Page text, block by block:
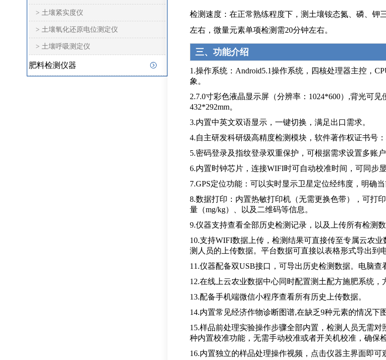
> 土壤紧实度仪
> 土壤氧化还原电位测定仪
> 土壤呼吸测定仪
肥料检测仪器
检测速度：在正常熟练程度下，测土壤铵态氮、磷、钾
左右，微量元素单项检测需20分钟左右。
三、功能介绍
1.操作系统：Android5.1操作系统，四核处理器主控，
象。
2.7.0寸彩色液晶显示屏（分辨率：1024*600）,背光可
432*292mm。
3.内置中英文双语显示，一键切换，满足出口需求。
4.自主研发科研级高精度检测模块，软件著作权证书号：
5.密码登录及指纹登录双重保护，可根据需求设置多账
6.内置时钟芯片，连接WIFI时可自动校准时间，可同步
7.GPS定位功能：可以实时显示卫星定位经纬度，明确当
8.数据打印：内置热敏打印机（无需更换色带），可打
量（mg/kg）、以及二维码等信息。
9.仪器支持查看全部历史检测记录，以及上传所有检测数
10.支持WIFI数据上传，检测结果可直接传至专属云农
测人员的上传数据。平台数据可直接以表格形式导出到电
11.仪器配备双USB接口，可导出历史检测数据。电脑查
12.在线上云农业数据中心同时配置测土配方施肥系统
13.配备手机端微信小程序查看所有历史上传数据。
14.内置常见经济作物诊断图谱,在缺乏9种元素的情况下
15.样品前处理实验操作步骤全部内置，检测人员无需
种内置校准功能，无需手动校准或者开关机校准，确保
16.内置独立的样品处理操作视频，点击仪器主界面即可